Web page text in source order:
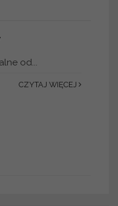
od...
CZYTAJ WIĘCEJ